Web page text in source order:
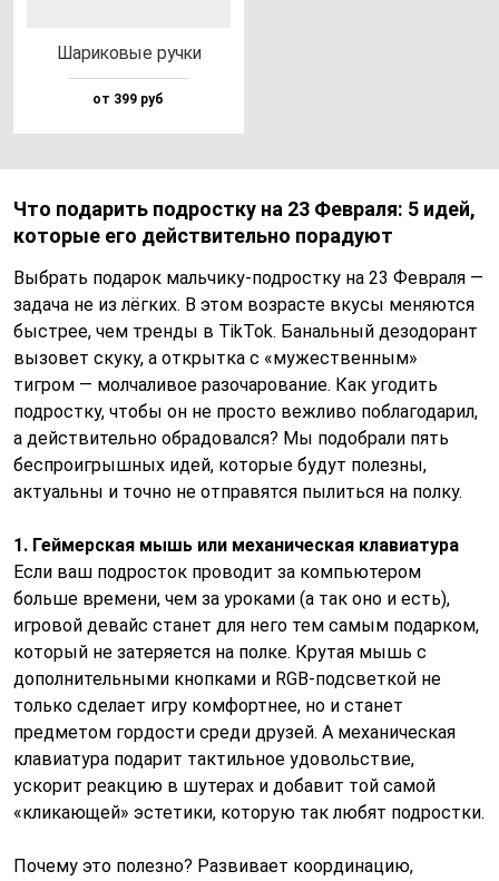
Шари­ко­вые руч­ки
от 399 руб
Что подарить подростку на 23 Февраля: 5 идей,
которые его действительно порадуют
Выбрать подарок мальчику-подростку на 23 Февраля —
задача не из лёгких. В этом возрасте вкусы меняются
быстрее, чем тренды в TikTok. Банальный дезодорант
вызовет скуку, а открытка с «мужественным»
тигром — молчаливое разочарование. Как угодить
подростку, чтобы он не просто вежливо поблагодарил,
а действительно обрадовался? Мы подобрали пять
беспроигрышных идей, которые будут полезны,
актуальны и точно не отправятся пылиться на полку.
1. Геймерская мышь или механическая клавиатура
Если ваш подросток проводит за компьютером
больше времени, чем за уроками (а так оно и есть),
игровой девайс станет для него тем самым подарком,
который не затеряется на полке. Крутая мышь с
дополнительными кнопками и RGB-подсветкой не
только сделает игру комфортнее, но и станет
предметом гордости среди друзей. А механическая
клавиатура подарит тактильное удовольствие,
ускорит реакцию в шутерах и добавит той самой
«кликающей» эстетики, которую так любят подростки.
Почему это полезно? Развивает координацию,